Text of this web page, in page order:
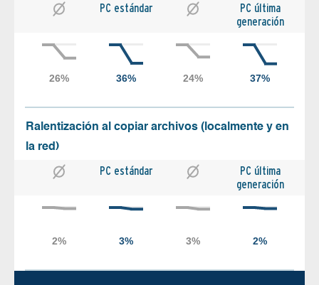
PC estándar
PC última
generación
Ralentización al copiar archivos (localmente y en
la red)
PC estándar
PC última
generación